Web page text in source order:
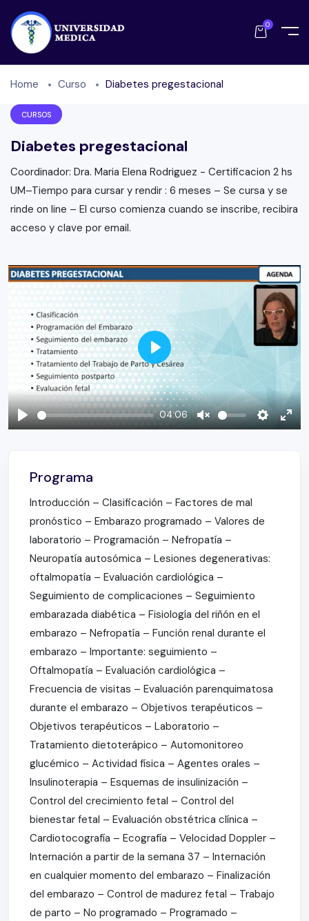
0
Home Curso Diabetes pregestacional
CURSOS
Diabetes pregestacional
Coordinador: Dra. Maria Elena Rodriguez - Certificacion 2 hs
UM–Tiempo para cursar y rendir : 6 meses – Se cursa y se
rinde on line – El curso comienza cuando se inscribe, recibira
acceso y clave por email.
Play
04:06
Unmute Settings
Play
Programa
Introducción – Clasificación – Factores de mal
pronóstico – Embarazo programado – Valores de
laboratorio – Programación – Nefropatía –
Neuropatía autosómica – Lesiones degenerativas:
oftalmopatía – Evaluación cardiológica –
Seguimiento de complicaciones – Seguimiento
embarazada diabética – Fisiología del riñón en el
embarazo – Nefropatía – Función renal durante el
embarazo – Importante: seguimiento –
Oftalmopatía – Evaluación cardiológica –
Frecuencia de visitas – Evaluación parenquimatosa
durante el embarazo – Objetivos terapéuticos –
Objetivos terapéuticos – Laboratorio –
Tratamiento dietoterápico – Automonitoreo
glucémico – Actividad física – Agentes orales –
Insulinoterapia – Esquemas de insulinización –
Control del crecimiento fetal – Control del
bienestar fetal – Evaluación obstétrica clínica –
Cardiotocografía – Ecografía – Velocidad Doppler –
Internación a partir de la semana 37 – Internación
en cualquier momento del embarazo – Finalización
del embarazo – Control de madurez fetal – Trabajo
de parto – No programado – Programado –